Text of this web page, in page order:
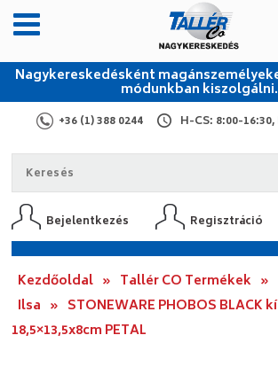
Nagykereskedésként
módunkban kiszolgálni.
+36 (1) 388 0244 H-CS: 8:00-
Bejelentkezés Regisztráció
Kezdőoldal » Tallér CO Termékek »
Ilsa » STONEWARE PHOBOS BLACK
18,5×13,5x8cm PETAL